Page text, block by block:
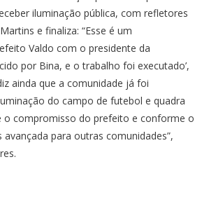
iluminação pública, com refletores
e finaliza: “Esse é um
Valdo com o presidente da
por Bina, e o trabalho foi executado’,
ainda que a comunidade já foi
do campo de futebol e quadra
o compromisso do prefeito e conforme o
para outras comunidades”,